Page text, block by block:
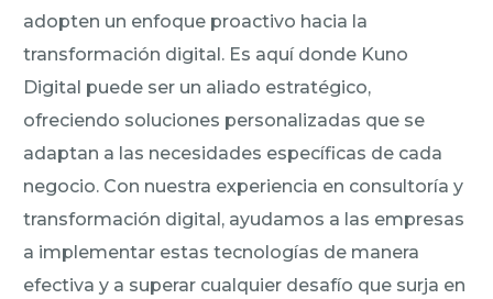
adopten un enfoque proactivo hacia la
transformación digital. Es aquí donde Kuno
Digital puede ser un aliado estratégico,
ofreciendo soluciones personalizadas que se
adaptan a las necesidades específicas de cada
negocio. Con nuestra experiencia en consultoría y
transformación digital, ayudamos a las empresas
a implementar estas tecnologías de manera
efectiva y a superar cualquier desafío que surja en